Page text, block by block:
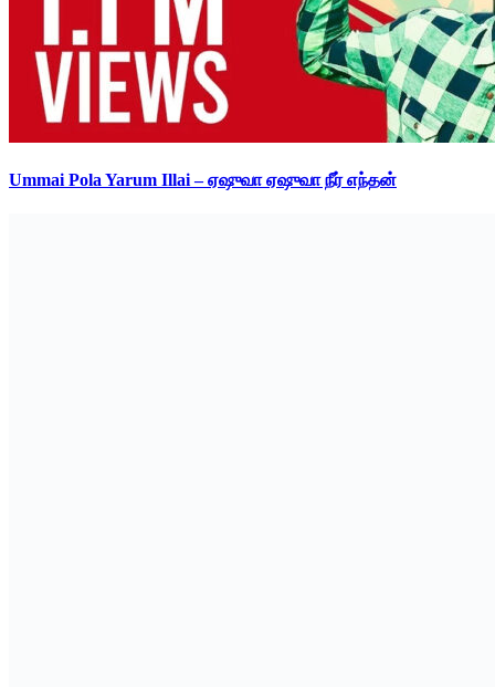
Ummai Pola Yarum Illai – ஏஷுவா ஏஷுவா நீர் எந்தன்